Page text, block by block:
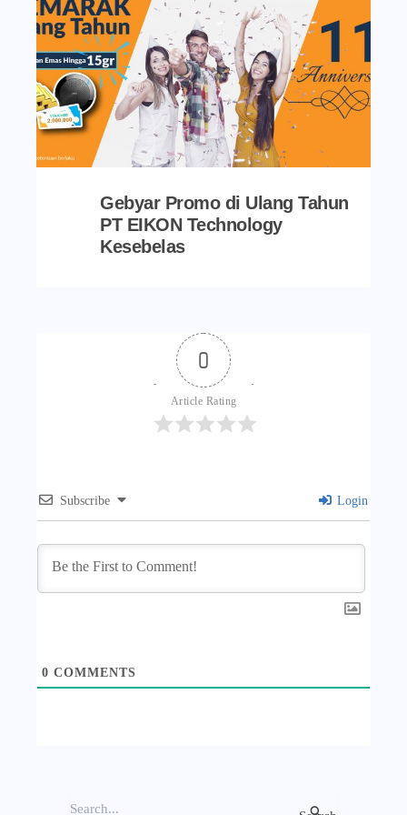
Gebyar Promo di Ulang Tahun
PT EIKON Technology
Kesebelas
0
Article Rating
Subscribe Login
0 COMMENTS
S